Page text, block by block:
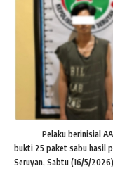
Pelaku berinisial
bukti 25 paket sabu hasil
Seruyan, Sabtu (16/5/